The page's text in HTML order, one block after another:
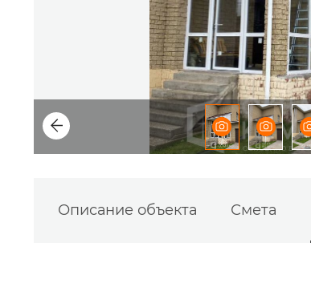
Описание объекта Смета